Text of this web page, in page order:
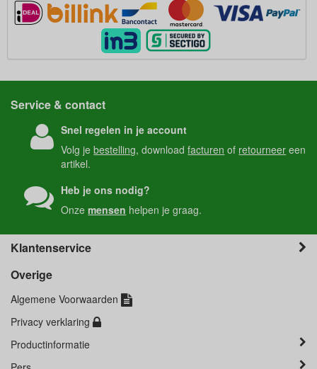
Service & contact
Snel regelen in je account
Volg jebestelling, downloadfacturen of retourneer een
artikel.
Heb je ons nodig?
Onzemensen helpen je graag.
Klantenservice
Overige
Algemene Voorwaarden
Privacy verklaring
Productinformatie